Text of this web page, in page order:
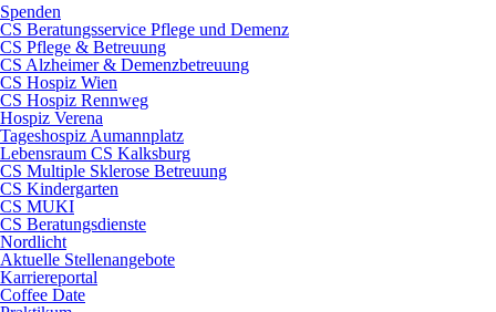
Spenden
CS Beratungsservice Pflege und Demenz
CS Pflege & Betreuung
CS Alzheimer & Demenzbetreuung
CS Hospiz Wien
CS Hospiz Rennweg
Hospiz Verena
Tageshospiz Aumannplatz
Lebensraum CS Kalksburg
CS Multiple Sklerose Betreuung
CS Kindergarten
CS MUKI
CS Beratungsdienste
Nordlicht
Aktuelle Stellenangebote
Karriereportal
Coffee Date